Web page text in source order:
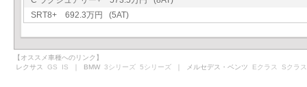
SRT8+ 692.3万円 (5AT)
【オススメ車種へのリンク】
レクサス GS IS ｜ BMW 3シリーズ 5シリーズ ｜ メルセデス・ベンツ Eクラス Sクラス